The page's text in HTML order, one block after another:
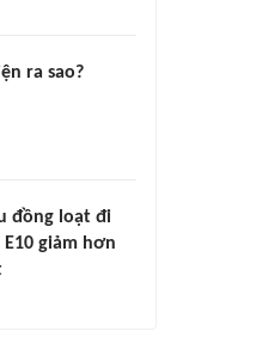
ra sao?
đồng loạt đi
giảm hơn